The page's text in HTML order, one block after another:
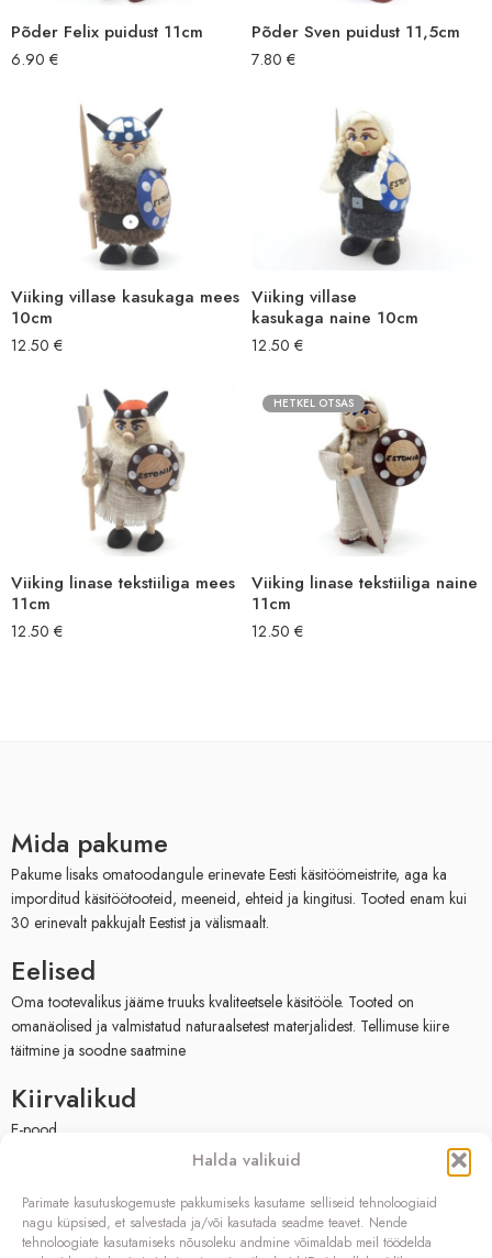
Halda valikuid
Parimate kasutuskogemuste pakkumiseks kasutame selliseid tehnoloogiaid
nagu küpsised, et salvestada ja/või kasutada seadme teavet. Nende
tehnoloogiate kasutamiseks nõusoleku andmine võimaldab meil töödelda
Põder Felix puidust 11cm
6.90 €
Põder Sven puidust 11,5cm
7.80 €
Viiking villase kasukaga mees
10cm
12.50 €
Viiking villase
kasukaga naine 10cm
12.50 €
Viiking linase tekstiiliga mees
11cm
12.50 €
HETKEL OTSAS
Viiking linase tekstiiliga naine
11cm
12.50 €
Mida pakume
Pakume lisaks omatoodangule erinevate Eesti käsitöömeistrite, aga ka
imporditud käsitöötooteid, meeneid, ehteid ja kingitusi. Tooted enam kui
30 erinevalt pakkujalt Eestist ja välismaalt.
Eelised
Oma tootevalikus jääme truuks kvaliteetsele käsitööle. Tooted on
omanäolised ja valmistatud naturaalsetest materjalidest. Tellimuse kiire
täitmine ja soodne saatmine
Kiirvalikud
E-pood
Facebook
Kontakt